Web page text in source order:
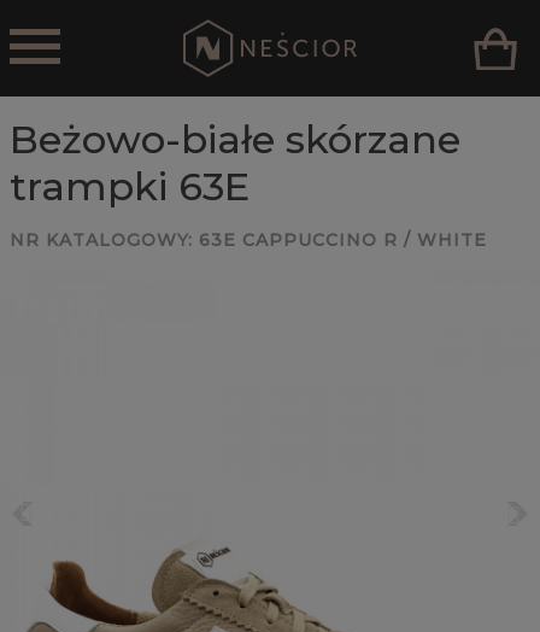
Beżowo-białe skórzane
trampki 63E
NR KATALOGOWY: 63E CAPPUCCINO R / WHITE